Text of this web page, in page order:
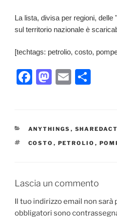
La lista, divisa per regioni, delle
sul territorio nazionale è
[techtags: petrolio, costo,
F
e
b
k
M
o
d
E
di
vi
CATEGORIE
ANYTHINGS ,
TAG
COSTO , PETROLIO ,
Lascia un commento
Il tuo indirizzo email non sarà
obbligatori sono